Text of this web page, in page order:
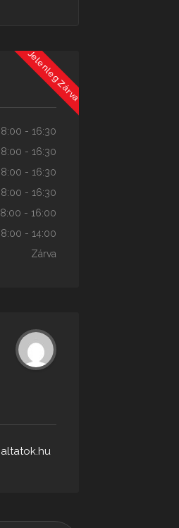
Jelenleg Zárva
- 16:30
- 16:30
- 16:30
- 16:30
- 16:00
- 14:00
Zárva